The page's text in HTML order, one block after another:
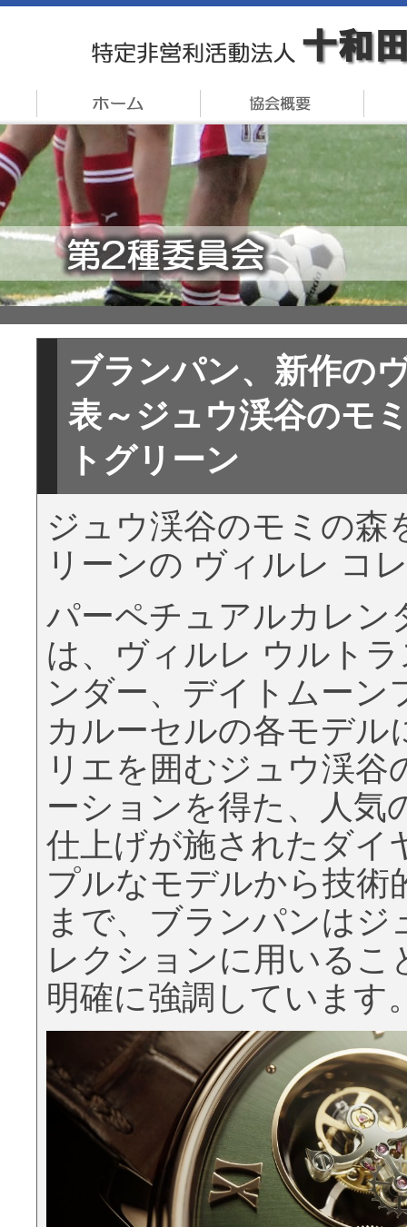
ブランパン、新作の
表～ジュウ渓谷のモ
トグリーン
ジュウ渓谷のモミの森
リーンの ヴィルレ コ
パーペチュアルカレン
は、ヴィルレ ウルト
ンダー、デイトムーン
カルーセルの各モデル
リエを囲むジュウ渓
ーションを得た、人気
仕上げが施されたダイ
プルなモデルから技術
まで、ブランパンは
レクションに用いる
明確に強調しています